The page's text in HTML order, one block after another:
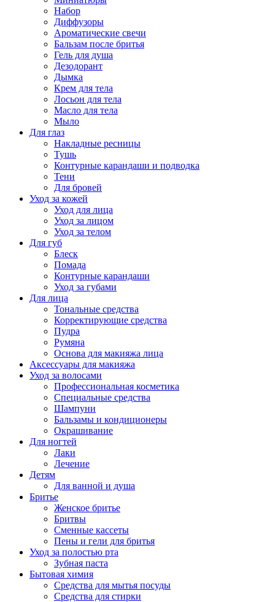
Набор
Диффузоры
Ароматические свечи
Бальзам после бритья
Гель для душа
Дезодорант
Дымка
Крем для тела
Лосьон для тела
Масло для тела
Мыло
Для глаз
Накладные ресницы
Тушь
Контурные карандаши и подводка
Тени
Для бровей
Уход за кожей
Уход для лица
Уход за лицом
Уход за телом
Для губ
Блеск
Помада
Контурные карандаши
Уход за губами
Для лица
Тональные средства
Корректирующие средства
Пудра
Румяна
Основа для макияжа лица
Аксессуары для макияжа
Уход за волосами
Профессиональная косметика
Специальные средства
Шампуни
Бальзамы и кондиционеры
Окрашивание
Для ногтей
Лаки
Лечение
Детям
Для ванной и душа
Бритье
Женское бритье
Бритвы
Сменные кассеты
Пены и гели для бритья
Уход за полостью рта
Зубная паста
Бытовая химия
Средства для мытья посуды
Средства для стирки